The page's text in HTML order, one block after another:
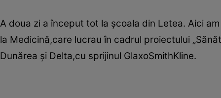
A doua zi a început tot la şcoala din Letea. Aici
la Medicină,care lucrau în cadrul proiectului
Dunărea şi Delta,cu sprijinul GlaxoSmithKline.